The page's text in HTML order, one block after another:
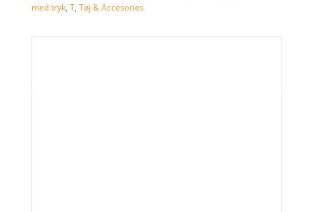
med tryk, T, Tøj & Accesories